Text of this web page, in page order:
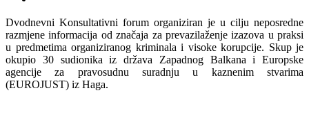
Dvodnevni Konsultativni forum organiziran je u cilju neposredne
razmjene informacija od značaja za prevazilaženje izazova u praksi
u predmetima organiziranog kriminala i visoke korupcije. Skup je
okupio 30 sudionika iz država Zapadnog Balkana i Europske
agencije za pravosudnu suradnju u kaznenim stvarima
(EUROJUST) iz Haga.